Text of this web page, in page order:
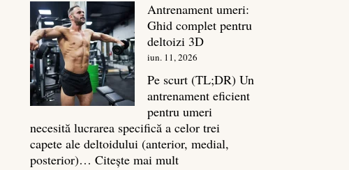
culturism:
Inamicul
tăcut
al
masei
musculare
Antrenament umeri:
Ghid complet pentru
deltoizi 3D
iun. 11, 2026
Pe scurt (TL;DR) Un
antrenament eficient
pentru umeri
necesită lucrarea specifică a celor trei
capete ale deltoidului (anterior, medial,
posterior)…Citește mai mult: